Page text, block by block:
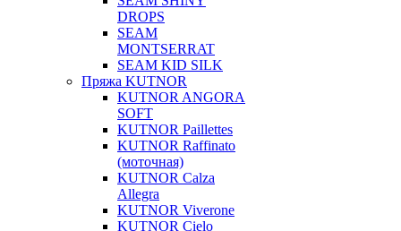
DROPS
SEAM
MONTSERRAT
SEAM KID SILK
Пряжа KUTNOR
KUTNOR ANGORA
SOFT
KUTNOR Paillettes
KUTNOR Raffinato
(моточная)
KUTNOR Calza
Allegra
KUTNOR Viverone
KUTNOR Cielo